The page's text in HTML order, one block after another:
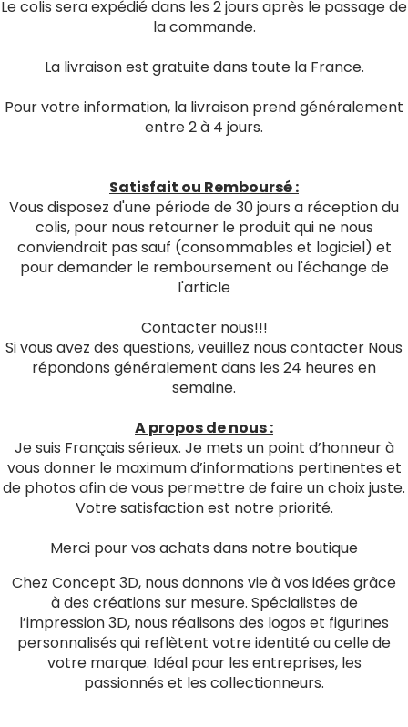
Le colis sera expédié dans les 2 jours après le passage de
la commande.
La livraison est gratuite dans toute la France.
Pour votre information, la livraison prend généralement
entre 2 à 4 jours.
Satisfait ou Remboursé :
Vous disposez d'une période de 30 jours a réception du
colis, pour nous retourner le produit qui ne nous
conviendrait pas sauf (consommables et logiciel) et
pour demander le remboursement ou l'échange de
l'article
Contacter nous!!!
Si vous avez des questions, veuillez nous contacter Nous
répondons généralement dans les 24 heures en
semaine.
A propos de nous :
Je suis Français sérieux. Je mets un point d’honneur à
vous donner le maximum d’informations pertinentes et
de photos afin de vous permettre de faire un choix juste.
Votre satisfaction est notre priorité.
Merci pour vos achats dans notre boutique
Chez Concept 3D, nous donnons vie à vos idées grâce
à des créations sur mesure. Spécialistes de
l’impression 3D, nous réalisons des logos et figurines
personnalisés qui reflètent votre identité ou celle de
votre marque. Idéal pour les entreprises, les
passionnés et les collectionneurs.